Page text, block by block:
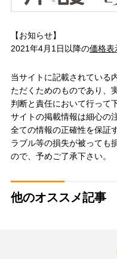
【お知らせ】
2021年4月1日以降の価格表
当サイトに記載されている
ただくためのものであり、
判断と責任において行って
サイトの掲載情報は細心の
全ての情報の正確性を保証
ラブル等の損失が被っても
ので、予めご了承下さい。
他のオススメ記事